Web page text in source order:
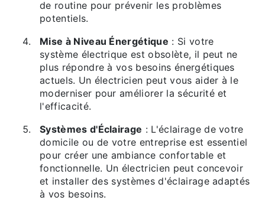
de routine pour prévenir les problèmes
potentiels.
Mise à Niveau Énergétique : Si votre
système électrique est obsolète, il peut ne
plus répondre à vos besoins énergétiques
actuels. Un électricien peut vous aider à le
moderniser pour améliorer la sécurité et
l'efficacité.
Systèmes d'Éclairage : L'éclairage de votre
domicile ou de votre entreprise est essentiel
pour créer une ambiance confortable et
fonctionnelle. Un électricien peut concevoir
et installer des systèmes d'éclairage adaptés
à vos besoins.